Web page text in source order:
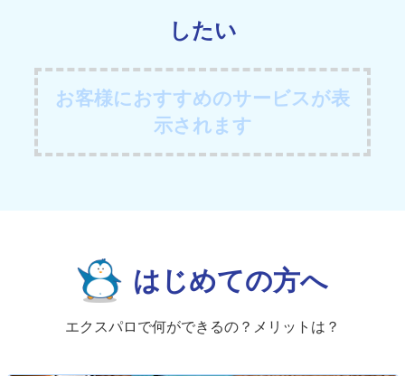
したい
お客様におすすめのサービスが表
示されます
はじめての方へ
エクスパロで何ができるの？メリットは？